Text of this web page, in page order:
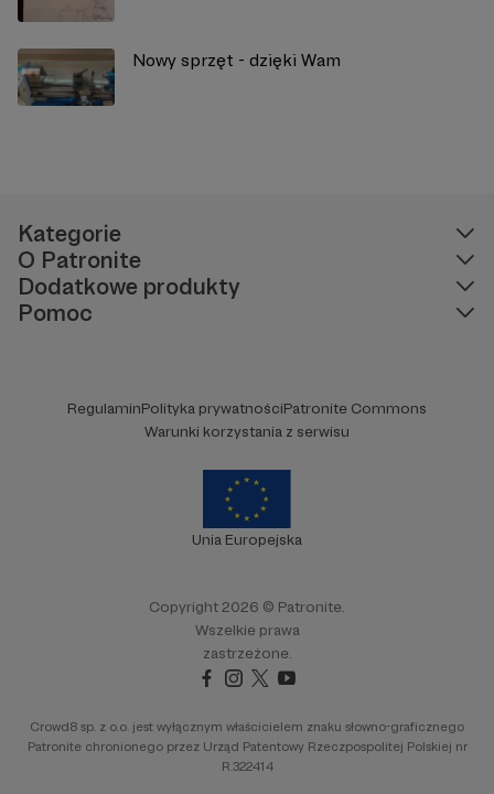
Nowy sprzęt - dzięki Wam
Kategorie
O Patronite
Dodatkowe produkty
Pomoc
RegulaminPolityka prywatnościPatronite Commons
Warunki korzystania z serwisu
Unia Europejska
Copyright 2026 © Patronite.
Wszelkie prawa
zastrzeżone.
Crowd8 sp. z o.o. jest wyłącznym właścicielem znaku słowno-graficznego
Patronite chronionego przez Urząd Patentowy Rzeczpospolitej Polskiej nr
R.322414